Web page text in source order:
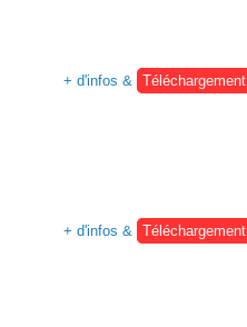
+ d'infos &
Téléchargement
+ d'infos &
Téléchargement